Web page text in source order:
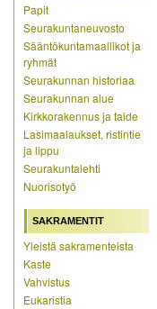
Papit
Seurakuntaneuvosto
Sääntökuntamaallikot ja
ryhmät
Seurakunnan historiaa
Seurakunnan alue
Kirkkorakennus ja taide
Lasimaalaukset, ristintie
ja lippu
Seurakuntalehti
Nuorisotyö
SAKRAMENTIT
Yleistä sakramenteista
Kaste
Vahvistus
Eukaristia